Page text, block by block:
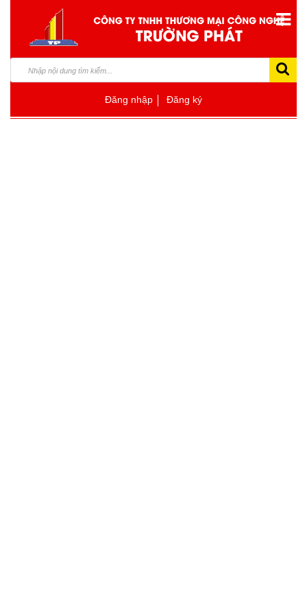
Đăng nhập Đăng ký